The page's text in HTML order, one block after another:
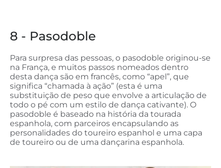
8 - Pasodoble
Para surpresa das pessoas, o pasodoble originou-se
na França, e muitos passos nomeados dentro
desta dança são em francês, como “apel”, que
significa “chamada à ação” (esta é uma
substituição de peso que envolve a articulação de
todo o pé com um estilo de dança cativante). O
pasodoble é baseado na história da tourada
espanhola, com parceiros encapsulando as
personalidades do toureiro espanhol e uma capa
de toureiro ou de uma dançarina espanhola.